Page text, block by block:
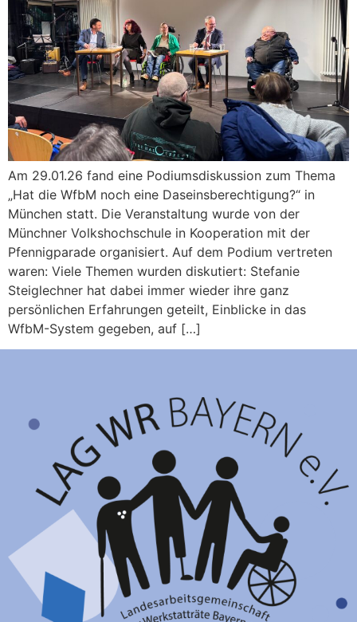
Am 29.01.26 fand eine Podiumsdiskussion zum Thema
„Hat die WfbM noch eine Daseinsberechtigung?“ in
München statt. Die Veranstaltung wurde von der
Münchner Volkshochschule in Kooperation mit der
Pfennigparade organisiert. Auf dem Podium vertreten
waren: Viele Themen wurden diskutiert: Stefanie
Steiglechner hat dabei immer wieder ihre ganz
persönlichen Erfahrungen geteilt, Einblicke in das
WfbM-System gegeben, auf […]